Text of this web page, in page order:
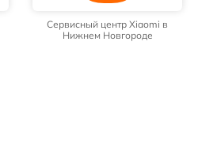
Сервисный центр Xiaomi в
Нижнем Новгороде